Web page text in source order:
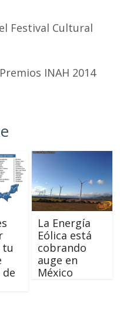
Festival Cultural
INAH 2014
tu
de
La Energía
Eólica está
cobrando
auge en
México